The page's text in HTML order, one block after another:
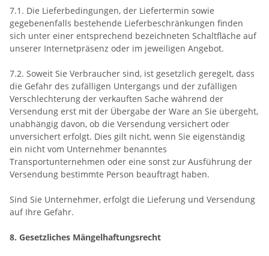
7.1. Die Lieferbedingungen, der Liefertermin sowie
gegebenenfalls bestehende Lieferbeschränkungen finden
sich unter einer entsprechend bezeichneten Schaltfläche auf
unserer Internetpräsenz oder im jeweiligen Angebot.
7.2. Soweit Sie Verbraucher sind, ist gesetzlich geregelt, dass
die Gefahr des zufälligen Untergangs und der zufälligen
Verschlechterung der verkauften Sache während der
Versendung erst mit der Übergabe der Ware an Sie übergeht,
unabhängig davon, ob die Versendung versichert oder
unversichert erfolgt. Dies gilt nicht, wenn Sie eigenständig
ein nicht vom Unternehmer benanntes
Transportunternehmen oder eine sonst zur Ausführung der
Versendung bestimmte Person beauftragt haben.
Sind Sie Unternehmer, erfolgt die Lieferung und Versendung
auf Ihre Gefahr.
8. Gesetzliches Mängelhaftungsrecht